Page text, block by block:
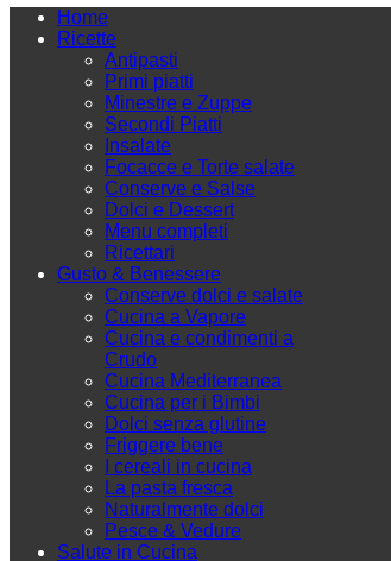
Home
Ricette
Antipasti
Primi piatti
Minestre e Zuppe
Secondi Piatti
Insalate
Focacce e Torte salate
Conserve e Salse
Dolci e Dessert
Menu completi
Ricettari
Gusto & Benessere
Conserve dolci e salate
Cucina a Vapore
Cucina e condimenti a
Crudo
Cucina Mediterranea
Cucina per i Bimbi
Dolci senza glutine
Friggere bene
I cereali in cucina
La pasta fresca
Naturalmente dolci
Pesce & Vedure
Salute in Cucina